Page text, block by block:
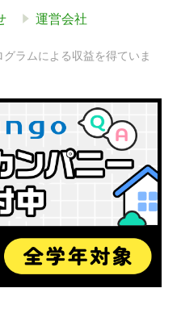
運営会社
ラムによる収益を得ていま